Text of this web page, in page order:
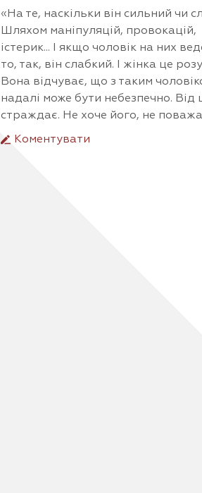
«На те, наскільки він сильний чи
Шляхом маніпуляцій, провокацій,
істерик... І якщо чоловік на них
то, так, він слабкий. І жінка це
Вона відчуває, що з таким
надалі може бути небезпечно. Від
страждає. Не хоче його, не
Коментувати